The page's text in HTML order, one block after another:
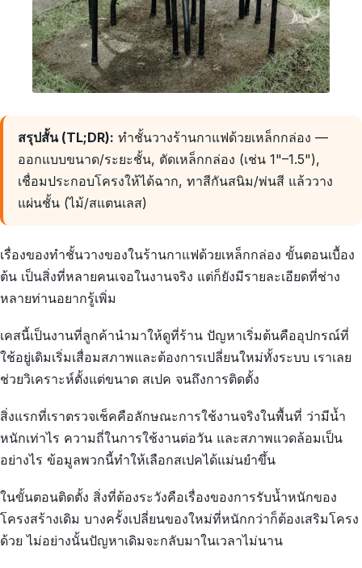
สรุปสั้น (TL;DR): ทำชั้นวางร้านกาแฟด้วยเหล็กกล่อง —
ออกแบบขนาด/ระยะชั้น, ตัดเหล็กกล่อง (เช่น 1"–1.5"),
เชื่อมประกอบโครงให้ได้ฉาก, ทาสีกันสนิม/พ่นสี แล้ววาง
แผ่นชั้น (ไม้/สแตนเลส)
เรื่องของทำชั้นวางของในร้านกาแฟด้วยเหล็กกล่อง ขั้นตอนเบื้อง
ต้น เป็นสิ่งที่หลายคนเจอในงานจริง แต่ก็ยังมีรายละเอียดที่ช่าง
หลายท่านอยากรู้เพิ่ม
เคสนี้เป็นงานที่ลูกค้านำมาให้ดูที่ร้าน ปัญหาเริ่มต้นคืออุปกรณ์ที่
ใช้อยู่เดิมเริ่มเสื่อมสภาพและต้องการเปลี่ยนใหม่ทั้งระบบ เราเลย
ช่วยวิเคราะห์ตั้งแต่ขนาด สเปค จนถึงการติดตั้ง
สิ่งแรกที่เราตรวจเช็คคือลักษณะการใช้งานจริงในพื้นที่ ว่ามีน้ำ
หนักเท่าไร ความถี่ในการใช้งานต่อวัน และสภาพแวดล้อมเป็น
อย่างไร ข้อมูลพวกนี้ทำให้เลือกสเปคได้แม่นยำขึ้น
ในขั้นตอนติดตั้ง สิ่งที่ต้องระวังคือเรื่องของการรับน้ำหนักของ
โครงสร้างเดิม บางครั้งเปลี่ยนของใหม่ที่หนักกว่าก็ต้องเสริมโครง
ด้วย ไม่อย่างนั้นปัญหาเดิมจะกลับมาในเวลาไม่นาน